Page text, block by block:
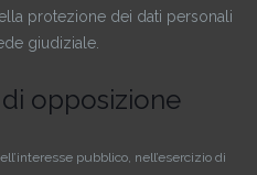
protezione dei dati personali
giudiziale.
opposizione
pubblico, nell’esercizio di